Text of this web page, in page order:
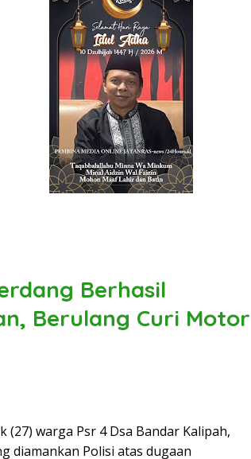
Berhasil
Berulang Curi Motor
(27) warga Psr 4 Dsa Bandar Kalipah,
diamankan Polisi atas dugaan